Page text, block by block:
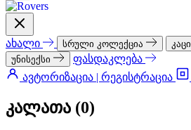
ახალი სრული კოლექცია კაცი
უნისექსი
ფასდაკლება
ავტორიზაცია | რეგისტრაცია
კალათა (0)